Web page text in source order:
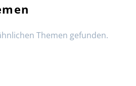
Themen gefunden.